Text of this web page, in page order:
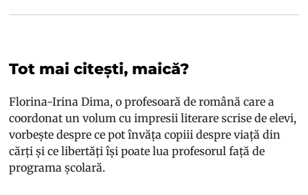
Tot mai citești, maică?
Florina-Irina Dima, o profesoară de română care a
coordonat un volum cu impresii literare scrise de elevi,
vorbește despre ce pot învăța copiii despre viață din
cărți și ce libertăți își poate lua profesorul față de
programa școlară.